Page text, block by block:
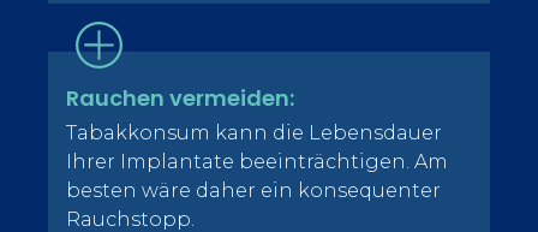
Rauchen vermeiden:
Tabakkonsum kann die Lebensdauer
Ihrer Implantate beeinträchtigen. Am
besten wäre daher ein konsequenter
Rauchstopp.